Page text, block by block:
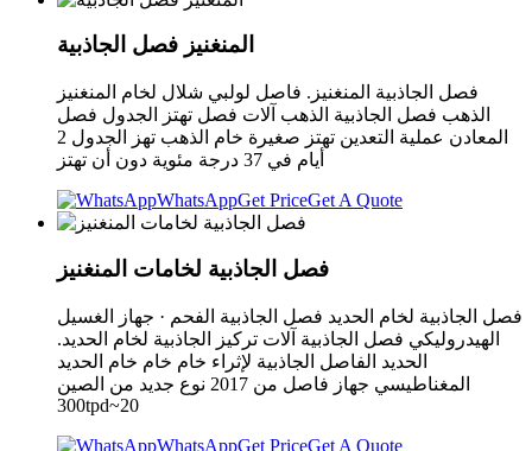
المنغنيز فصل الجاذبية
فصل الجاذبية المنغنيز. فاصل لولبي شلال لخام المنغنيز
الذهب فصل الجاذبية الذهب آلات فصل تهتز الجدول فصل
المعادن عملية التعدين تهتز صغيرة خام الذهب تهز الجدول 2
أيام في 37 درجة مئوية دون أن تهتز
WhatsAppGet PriceGet A Quote
فصل الجاذبية لخامات المنغنيز
فصل الجاذبية لخام الحديد فصل الجاذبية الفحم · جهاز الغسيل
الهيدروليكي فصل الجاذبية آلات تركيز الجاذبية لخام الحديد.
الحديد الفاصل الجاذبية لإثراء خام خام خام الحديد
المغناطيسي جهاز فاصل من 2017 نوع جديد من الصين
300tpd~20
WhatsAppGet PriceGet A Quote